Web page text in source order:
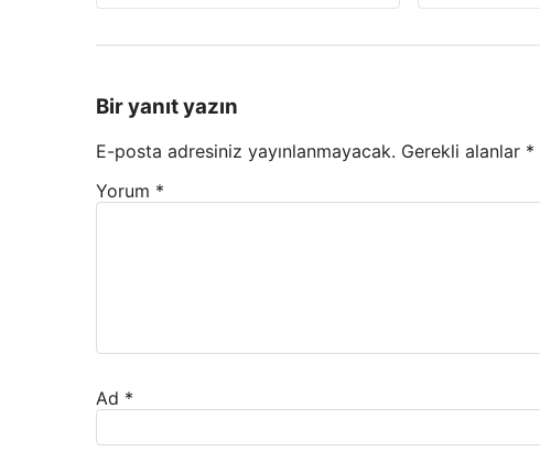
Bir yanıt yazın
E-posta adresiniz yayınlanmayacak. Gerekli alanlar *
Yorum *
Ad *